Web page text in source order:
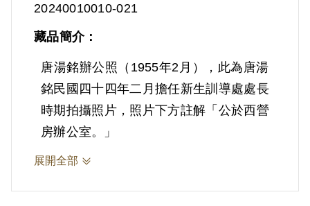
20240010010-021
藏品簡介：
唐湯銘辦公照（1955年2月），此為唐湯
銘民國四十四年二月擔任新生訓導處處長
時期拍攝照片，照片下方註解「公於西營
房辦公室。」
展開全部